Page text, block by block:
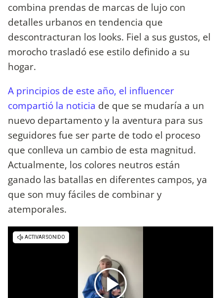
combina prendas de marcas de lujo con
detalles urbanos en tendencia que
descontracturan los looks. Fiel a sus gustos, el
morocho trasladó ese estilo definido a su
hogar.
A principios de este año, el influencer
compartió la noticia de que se mudaría a un
nuevo departamento y la aventura para sus
seguidores fue ser parte de todo el proceso
que conlleva un cambio de esta magnitud.
Actualmente, los colores neutros están
ganado las batallas en diferentes campos, ya
que son muy fáciles de combinar y
atemporales.